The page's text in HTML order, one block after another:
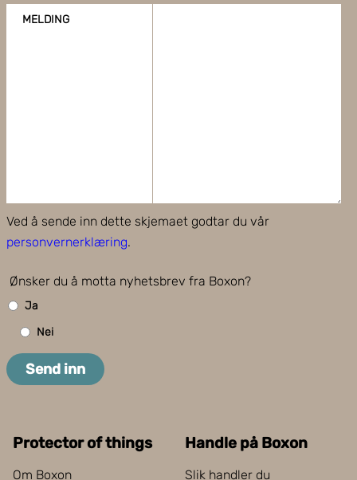
MELDING
Ved å sende inn dette skjemaet godtar du vår
personvernerklæring.
Ønsker du å motta nyhetsbrev fra Boxon?
Ja
Nei
Send inn
Protector of things
Om Boxon
Handle på Boxon
Slik handler du